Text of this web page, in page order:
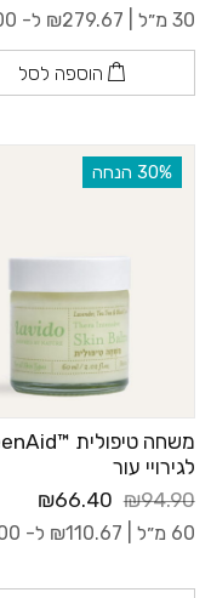
30 מ״ל | ₪279.67 ל- 100 מ"ל
הוספה לסל
‫30% הנחה
לגירויי עור
₪94.90
₪66.40
60 מ״ל | ₪110.67 ל- 100 מ"ל